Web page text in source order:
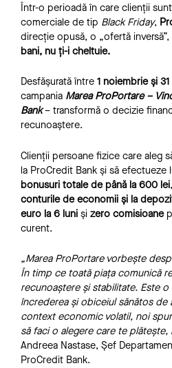
Într-o perioadă în care clienții
comerciale de tip Black Friday,
direcție opusă, o „ofertă
bani, nu ți-i cheltuie.
Desfășurată între 1 noiembrie și
campania Marea ProPortare –
Bank – transformă o decizie
recunoaștere.
Clienții persoane fizice care aleg
la ProCredit Bank și să efectueze
bonusuri totale de până la 600 lei,
conturile de economii și la
euro la 6 luni și zero comisioane
curent.
„Marea ProPortare vorbește
În timp ce toată piața comunică
recunoaștere și stabilitate. Este
încrederea și obiceiul sănătos de
context economic volatil, noi
să faci o alegere care te plătește,
Andreea Nastase, Șef
ProCredit Bank.